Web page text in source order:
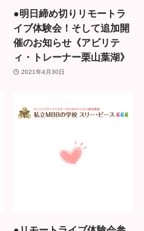
●明日締め切りリモートラ
イブ体験会！そして追加開
催のお知らせ《アビリテ
ィ・トレーナー栗山葉湖》
2021年4月30日